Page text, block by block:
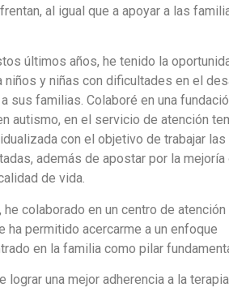
al igual que a apoyar a las
últimos años, he tenido la
niños y niñas con dificultades en el
sus familias. Colaboré en una
autismo, en el servicio de atención
con el objetivo de trabajar las
además de apostar por la mejoría
de vida.
he colaborado en un centro de atención
ha permitido acercarme a un enfoque
en la familia como pilar
lograr una mejor adherencia a la